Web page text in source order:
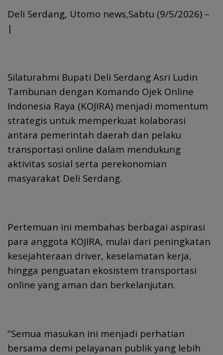
Deli Serdang, Utomo news,Sabtu (9/5/2026) –
|
Silaturahmi Bupati Deli Serdang Asri Ludin
Tambunan dengan Komando Ojek Online
Indonesia Raya (KOJIRA) menjadi momentum
strategis untuk memperkuat kolaborasi
antara pemerintah daerah dan pelaku
transportasi online dalam mendukung
aktivitas sosial serta perekonomian
masyarakat Deli Serdang.
Pertemuan ini membahas berbagai aspirasi
para anggota KOJIRA, mulai dari peningkatan
kesejahteraan driver, keselamatan kerja,
hingga penguatan ekosistem transportasi
online yang aman dan berkelanjutan.
“Semua masukan ini menjadi perhatian
bersama demi pelayanan publik yang lebih